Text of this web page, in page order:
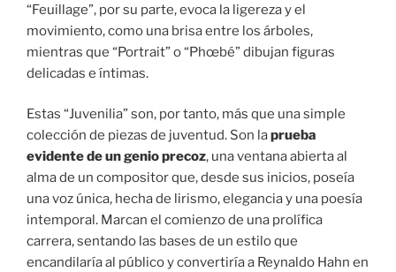
“Feuillage”, por su parte, evoca la ligereza y el
movimiento, como una brisa entre los árboles,
mientras que “Portrait” o “Phœbé” dibujan figuras
delicadas e íntimas.
Estas “Juvenilia” son, por tanto, más que una simple
colección de piezas de juventud. Son laprueba
evidente de un genio precoz, una ventana abierta al
alma de un compositor que, desde sus inicios, poseía
una voz única, hecha de lirismo, elegancia y una poesía
intemporal. Marcan el comienzo de una prolífica
carrera, sentando las bases de un estilo que
encandilaría al público y convertiría a Reynaldo Hahn en